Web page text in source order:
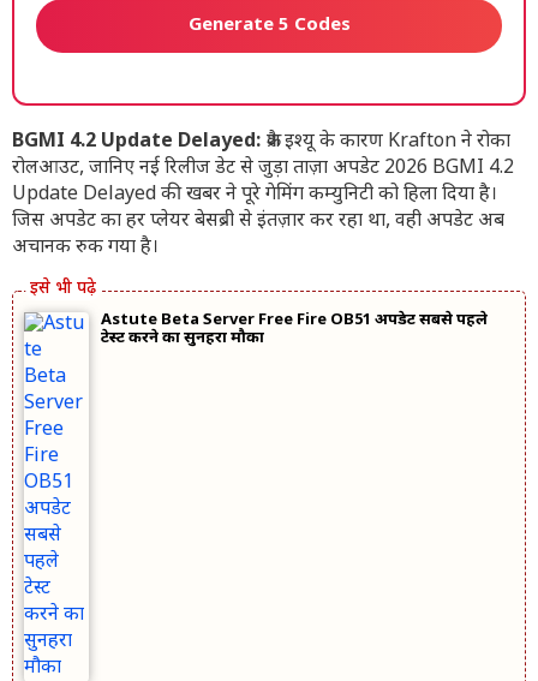
Generate 5 Codes
BGMI 4.2 Update Delayed: क्रैश इश्यू के कारण Krafton ने रोका
रोलआउट, जानिए नई रिलीज डेट से जुड़ा ताज़ा अपडेट 2026 BGMI 4.2
Update Delayed की खबर ने पूरे गेमिंग कम्युनिटी को हिला दिया है।
जिस अपडेट का हर प्लेयर बेसब्री से इंतज़ार कर रहा था, वही अपडेट अब
अचानक रुक गया है।
Astute Beta Server Free Fire OB51 अपडेट सबसे पहले
टेस्ट करने का सुनहरा मौका